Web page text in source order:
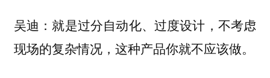
吴迪：就是过分自动化、过度设计，不考虑
现场的复杂情况，这种产品你就不应该做。